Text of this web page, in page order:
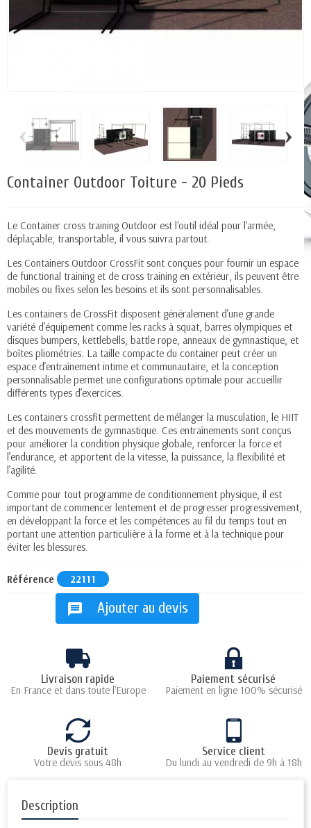
‹ ›
Container Outdoor Toiture - 20 Pieds
Le Container cross training Outdoor est l'outil idéal pour l'armée,
déplaçable, transportable, il vous suivra partout.
Les Containers Outdoor CrossFit sont conçues pour fournir un espace
de functional training et de cross training en extérieur, ils peuvent être
mobiles ou fixes selon les besoins et ils sont personnalisables.
Les containers de CrossFit disposent généralement d’une grande
variété d’équipement comme les racks à squat, barres olympiques et
disques bumpers, kettlebells, battle rope, anneaux de gymnastique, et
boîtes pliométries. La taille compacte du container peut créer un
espace d’entraînement intime et communautaire, et la conception
personnalisable permet une configurations optimale pour accueillir
différents types d’exercices.
Les containers crossfit permettent de mélanger la musculation, le HIIT
et des mouvements de gymnastique. Ces entraînements sont conçus
pour améliorer la condition physique globale, renforcer la force et
l’endurance, et apportent de la vitesse, la puissance, la flexibilité et
l’agilité.
Comme pour tout programme de conditionnement physique, il est
important de commencer lentement et de progresser progressivement,
en développant la force et les compétences au fil du temps tout en
portant une attention particulière à la forme et à la technique pour
éviter les blessures.
Référence 22111
message Ajouter au devis
Livraison rapide
En France et dans toute l'Europe
Paiement sécurisé
Paiement en ligne 100% sécurisé
Devis gratuit
Votre devis sous 48h
Service client
Du lundi au vendredi de 9h à 18h
Description